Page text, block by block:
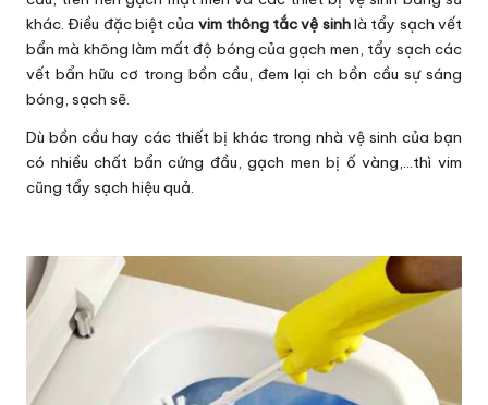
khác. Điều đặc biệt của vim thông tắc vệ sinhlà tẩy sạch vết
bẩn mà không làm mất độ bóng của gạch men, tẩy sạch các
vết bẩn hữu cơ trong bồn cầu, đem lại ch bồn cầu sự sáng
bóng, sạch sẽ.
Dù bồn cầu hay các thiết bị khác trong nhà vệ sinh của bạn
có nhiều chất bẩn cứng đầu, gạch men bị ố vàng,…thì vim
cũng tẩy sạch hiệu quả.